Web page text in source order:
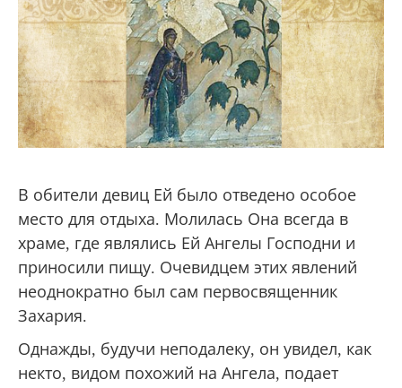
В обители девиц Ей было отведено особое
место для отдыха. Молилась Она всегда в
храме, где являлись Ей Ангелы Господни и
приносили пищу. Очевидцем этих явлений
неоднократно был сам первосвященник
Захария.
Однажды, будучи неподалеку, он увидел, как
некто, видом похожий на Ангела, подает